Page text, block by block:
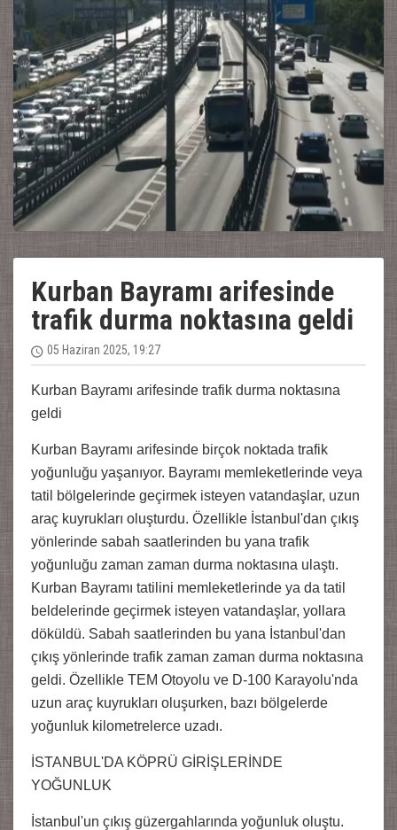
Kurban Bayramı arifesinde
trafik durma noktasına geldi
05 Haziran 2025, 19:27
Kurban Bayramı arifesinde trafik durma noktasına
geldi
Kurban Bayramı arifesinde birçok noktada trafik
yoğunluğu yaşanıyor. Bayramı memleketlerinde veya
tatil bölgelerinde geçirmek isteyen vatandaşlar, uzun
araç kuyrukları oluşturdu. Özellikle İstanbul'dan çıkış
yönlerinde sabah saatlerinden bu yana trafik
yoğunluğu zaman zaman durma noktasına ulaştı.
Kurban Bayramı tatilini memleketlerinde ya da tatil
beldelerinde geçirmek isteyen vatandaşlar, yollara
döküldü. Sabah saatlerinden bu yana İstanbul'dan
çıkış yönlerinde trafik zaman zaman durma noktasına
geldi. Özellikle TEM Otoyolu ve D-100 Karayolu'nda
uzun araç kuyrukları oluşurken, bazı bölgelerde
yoğunluk kilometrelerce uzadı.
İSTANBUL'DA KÖPRÜ GİRİŞLERİNDE
YOĞUNLUK
İstanbul'un çıkış güzergahlarında yoğunluk oluştu.